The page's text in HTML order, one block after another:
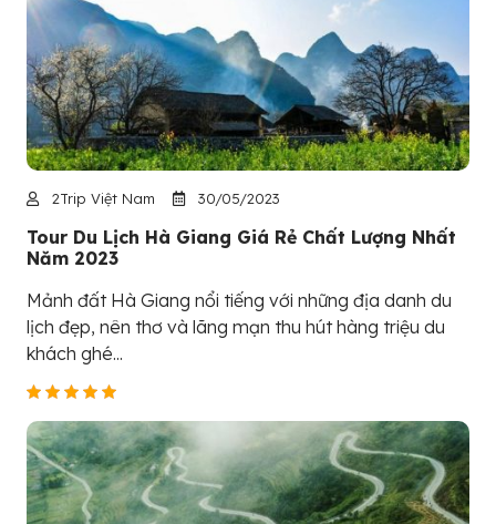
2Trip Việt Nam 30/05/2023
Tour Du Lịch Hà Giang Giá Rẻ Chất Lượng Nhất
Năm 2023
Mảnh đất Hà Giang nổi tiếng với những địa danh du
lịch đẹp, nên thơ và lãng mạn thu hút hàng triệu du
khách ghé...